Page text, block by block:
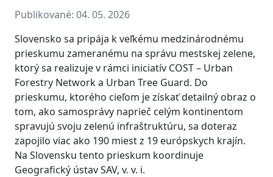
Publikované: 04. 05. 2026
Slovensko sa pripája k veľkému medzinárodnému
prieskumu zameranému na správu mestskej zelene,
ktorý sa realizuje v rámci iniciatív COST – Urban
Forestry Network a Urban Tree Guard. Do
prieskumu, ktorého cieľom je získať detailný obraz o
tom, ako samosprávy naprieč celým kontinentom
spravujú svoju zelenú infraštruktúru, sa doteraz
zapojilo viac ako 190 miest z 19 európskych krajín.
Na Slovensku tento prieskum koordinuje
Geografický ústav SAV, v. v. i.